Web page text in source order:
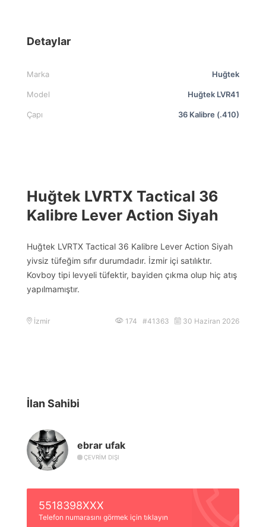
Detaylar
Marka Huğtek
Model Huğtek LVR41
Çapı 36 Kalibre (.410)
Huğtek LVRTX Tactical 36
Kalibre Lever Action Siyah
Huğtek LVRTX Tactical 36 Kalibre Lever Action Siyah
yivsiz tüfeğim sıfır durumdadır. İzmir içi satılıktır.
Kovboy tipi levyeli tüfektir, bayiden çıkma olup hiç atış
yapılmamıştır.
İzmir 174 #41363 30 Haziran 2026
İlan Sahibi
ebrar ufak
ÇEVRIM DIŞI
5518398XXX
Telefon numarasını görmek için tıklayın